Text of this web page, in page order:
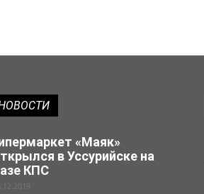
«Маяк»
в Уссурийске на
КПС